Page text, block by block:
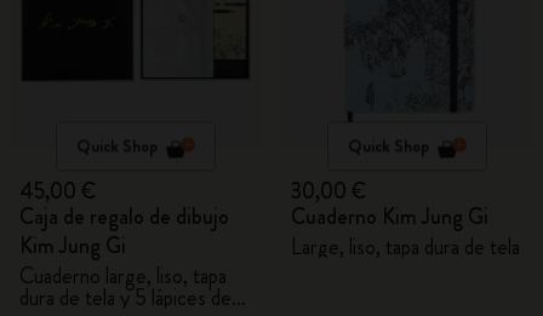
Quick Shop
45,00 €
Caja de regalo de dibujo
Kim Jung Gi
Cuaderno large, liso, tapa
dura de tela y 5 lápices de
Quick Shop
30,00 €
Cuaderno Kim Jung Gi
Large, liso, tapa dura de tela